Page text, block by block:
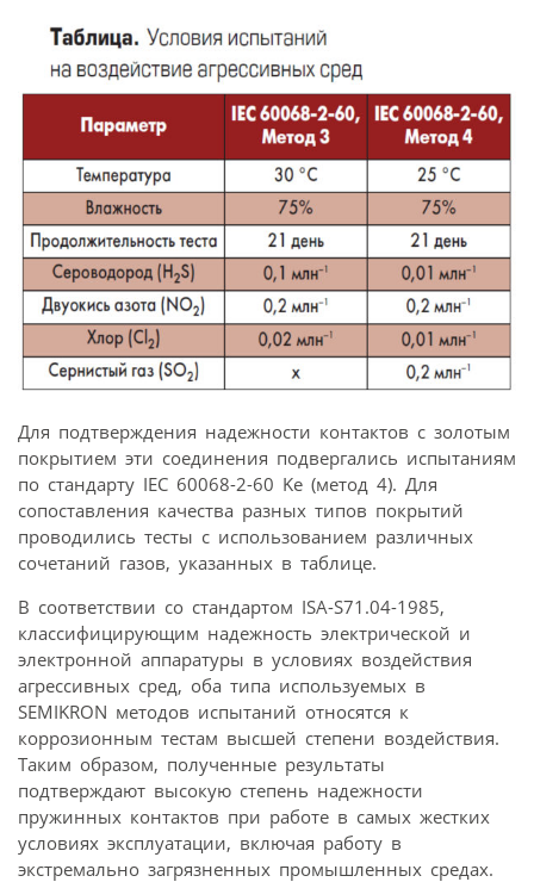
Для подтверждения надежности контактов с золотым
покрытием эти соединения подвергались испытаниям
по стандарту IEC 60068-2-60 Ke (метод 4). Для
сопоставления качества разных типов покрытий
проводились тесты с использованием различных
сочетаний газов, указанных в таблице.
В соответствии со стандартом ISA-S71.04-1985,
классифицирующим надежность электрической и
электронной аппаратуры в условиях воздействия
агрессивных сред, оба типа используемых в
SEMIKRON методов испытаний относятся к
коррозионным тестам высшей степени воздействия.
Таким образом, полученные результаты
подтверждают высокую степень надежности
пружинных контактов при работе в самых жестких
условиях эксплуатации, включая работу в
экстремально загрязненных промышленных средах.